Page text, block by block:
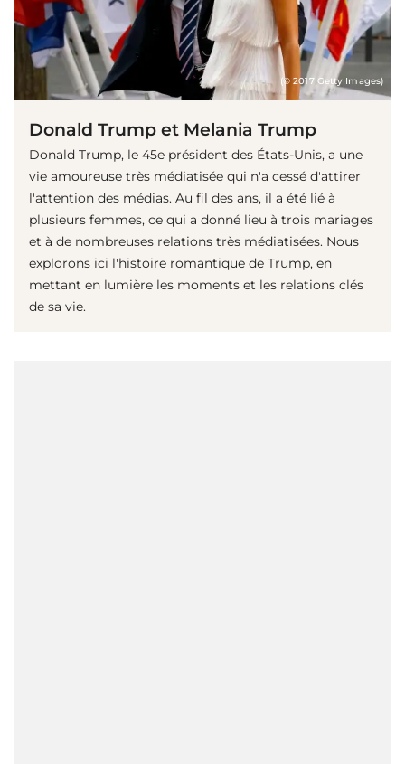
(© 2017 Getty Images)
Donald Trump et Melania Trump
Donald Trump, le 45e président des États-Unis, a une
vie amoureuse très médiatisée qui n'a cessé d'attirer
l'attention des médias. Au fil des ans, il a été lié à
plusieurs femmes, ce qui a donné lieu à trois mariages
et à de nombreuses relations très médiatisées. Nous
explorons ici l'histoire romantique de Trump, en
mettant en lumière les moments et les relations clés
de sa vie.